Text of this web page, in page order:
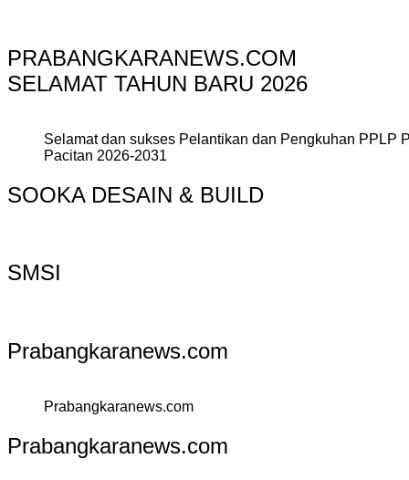
PRABANGKARANEWS.COM
SELAMAT TAHUN BARU 2026
Selamat dan sukses Pelantikan dan Pengkuhan PPLP
Pacitan 2026-2031
SOOKA DESAIN & BUILD
SMSI
Prabangkaranews.com
Prabangkaranews.com
Prabangkaranews.com